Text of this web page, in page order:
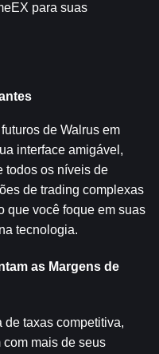
para suas
de Walrus em
interface amigável,
todos os níveis de
de trading complexas
que você foque em suas
tecnologia.
as Margens de
de taxas competitiva,
mais de seus